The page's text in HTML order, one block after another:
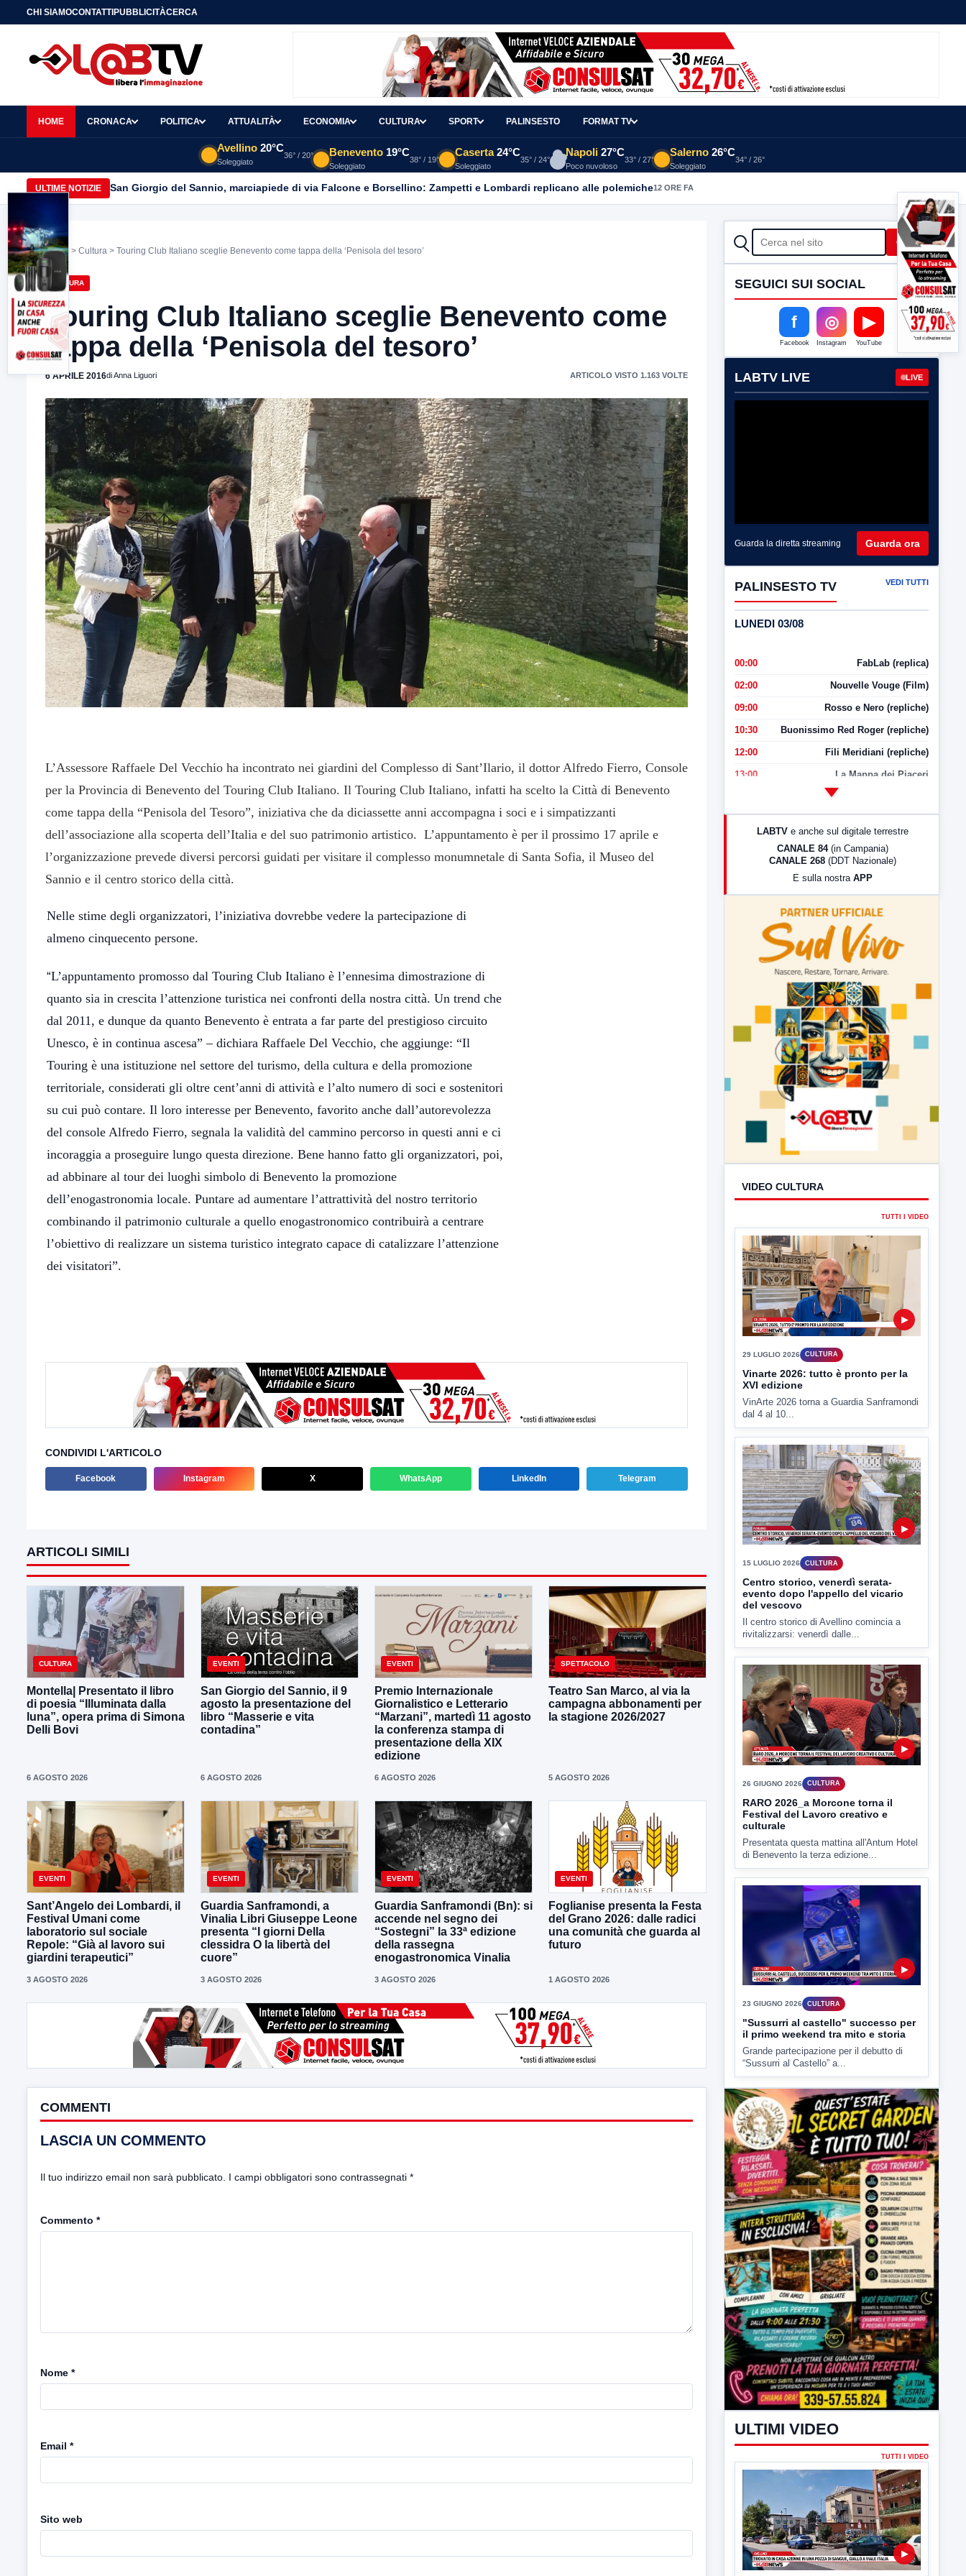
CHI SIAMOCONTATTIPUBBLICITÀCERCA
HOME CRONACA POLITICA ATTUALITÀ ECONOMIA CULTURA SPORT PALINSESTO FORMAT TV
Avellino 20°C
Soleggiato
36° / 20° Benevento 19°C
Soleggiato
38° / 19°
Caserta 24°C
Soleggiato
35° / 24°
Napoli 27°C
Poco nuvoloso
33° / 27°
Salerno 26°C
Soleggiato
34° / 26°
ULTIME NOTIZIE San Giorgio del Sannio, marciapiede di via Falcone e Borsellino: Zampetti e Lombardi replicano alle polemiche12 ORE FA
Home > Cultura > Touring Club Italiano sceglie Benevento come tappa della ‘Penisola del tesoro’
CULTURA
Touring Club Italiano sceglie Benevento come
tappa della ‘Penisola del tesoro’
6 APRILE 2016di Anna Liguori ARTICOLO VISTO 1.163 VOLTE
L’Assessore Raffaele Del Vecchio ha incontrato nei giardini del Complesso di Sant’Ilario, il dottor Alfredo Fierro, Console
per la Provincia di Benevento del Touring Club Italiano. Il Touring Club Italiano, infatti ha scelto la Città di Benevento
come tappa della “Penisola del Tesoro”, iniziativa che da diciassette anni accompagna i soci e i simpatizzanti
dell’associazione alla scoperta dell’Italia e del suo patrimonio artistico. L’appuntamento è per il prossimo 17 aprile e
l’organizzazione prevede diversi percorsi guidati per visitare il complesso monumnetale di Santa Sofia, il Museo del
Sannio e il centro storico della città.
Nelle stime degli organizzatori, l’iniziativa dovrebbe vedere la partecipazione di
almeno cinquecento persone.
“L’appuntamento promosso dal Touring Club Italiano è l’ennesima dimostrazione di
quanto sia in crescita l’attenzione turistica nei confronti della nostra città. Un trend che
dal 2011, e dunque da quanto Benevento è entrata a far parte del prestigioso circuito
Unesco, è in continua ascesa” – dichiara Raffaele Del Vecchio, che aggiunge: “Il
Touring è una istituzione nel settore del turismo, della cultura e della promozione
territoriale, considerati gli oltre cent’anni di attività e l’alto numero di soci e sostenitori
su cui può contare. Il loro interesse per Benevento, favorito anche dall’autorevolezza
del console Alfredo Fierro, segnala la validità del cammino percorso in questi anni e ci
incoraggia a proseguire lungo questa direzione. Bene hanno fatto gli organizzatori, poi,
ad abbinare al tour dei luoghi simbolo di Benevento la promozione
dell’enogastronomia locale. Puntare ad aumentare l’attrattività del nostro territorio
combinando il patrimonio culturale a quello enogastronomico contribuirà a centrare
l’obiettivo di realizzare un sistema turistico integrato capace di catalizzare l’attenzione
dei visitatori”.
CONDIVIDI L'ARTICOLO
Facebook Instagram X WhatsApp LinkedIn Telegram
ARTICOLI SIMILI
CULTURA
Montella| Presentato il libro
di poesia “Illuminata dalla
luna”, opera prima di Simona
Delli Bovi
6 AGOSTO 2026
EVENTI
San Giorgio del Sannio, il 9
agosto la presentazione del
libro “Masserie e vita
contadina”
6 AGOSTO 2026
EVENTI
Premio Internazionale
Giornalistico e Letterario
“Marzani”, martedì 11 agosto
la conferenza stampa di
presentazione della XIX
edizione
6 AGOSTO 2026
SPETTACOLO
Teatro San Marco, al via la
campagna abbonamenti per
la stagione 2026/2027
5 AGOSTO 2026
EVENTI
Sant’Angelo dei Lombardi, il
Festival Umani come
laboratorio sul sociale
Repole: “Già al lavoro sui
giardini terapeutici”
3 AGOSTO 2026
EVENTI
Guardia Sanframondi, a
Vinalia Libri Giuseppe Leone
presenta “I giorni Della
clessidra O la libertà del
cuore”
3 AGOSTO 2026
EVENTI
Guardia Sanframondi (Bn): si
accende nel segno dei
“Sostegni” la 33ª edizione
della rassegna
enogastronomica Vinalia
3 AGOSTO 2026
EVENTI
Foglianise presenta la Festa
del Grano 2026: dalle radici
una comunità che guarda al
futuro
1 AGOSTO 2026
COMMENTI
LASCIA UN COMMENTO
Il tuo indirizzo email non sarà pubblicato. I campi obbligatori sono contrassegnati *
Commento *
Nome *
Email *
Sito web
CERCA Cerca
SEGUICI SUI SOCIAL
f
Facebook
◎
Instagram
▶
YouTube
LABTV LIVE LIVE
Guarda la diretta streaming Guarda ora
PALINSESTO TV VEDI TUTTI
LUNEDI 03/08
00:00 FabLab (replica)
02:00 Nouvelle Vouge (Film)
09:00 Rosso e Nero (repliche)
10:30 Buonissimo Red Roger (repliche)
12:00 Fili Meridiani (repliche)
13:00 La Mappa dei Piaceri
LabNews (Diretta)
LabNews (replica)
LABTV e anche sul digitale terrestre
CANALE 84 (in Campania)
CANALE 268 (DDT Nazionale)
E sulla nostra APP
VIDEO CULTURA
TUTTI I VIDEO
▶
29 LUGLIO 2026 CULTURA
Vinarte 2026: tutto è pronto per la
XVI edizione
VinArte 2026 torna a Guardia Sanframondi
dal 4 al 10...
▶
15 LUGLIO 2026 CULTURA
Centro storico, venerdì serata-
evento dopo l'appello del vicario
del vescovo
Il centro storico di Avellino comincia a
rivitalizzarsi: venerdì dalle...
▶
26 GIUGNO 2026 CULTURA
RARO 2026_a Morcone torna il
Festival del Lavoro creativo e
culturale
Presentata questa mattina all'Antum Hotel
di Benevento la terza edizione...
▶
23 GIUGNO 2026 CULTURA
"Sussurri al castello" successo per
il primo weekend tra mito e storia
Grande partecipazione per il debutto di
“Sussurri al Castello” a...
ULTIMI VIDEO
TUTTI I VIDEO
▶